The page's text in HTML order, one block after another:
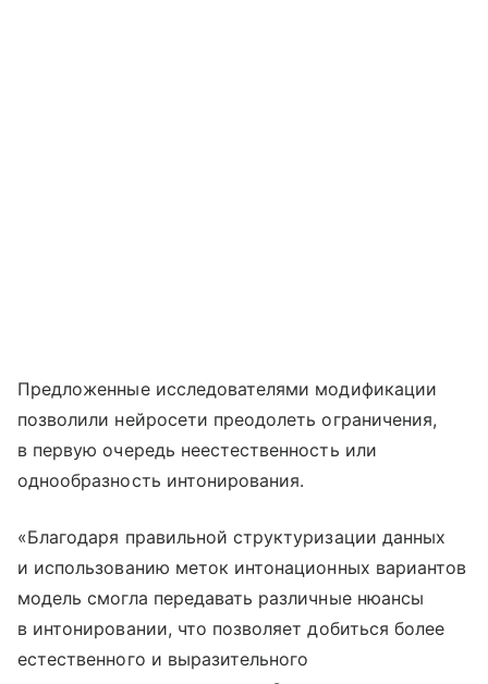
Предложенные исследователями модификации
позволили нейросети преодолеть ограничения,
в первую очередь неестественность или
однообразность интонирования.
«Благодаря правильной структуризации данных
и использованию меток интонационных вариантов
модель смогла передавать различные нюансы
в интонировании, что позволяет добиться более
естественного и выразительного